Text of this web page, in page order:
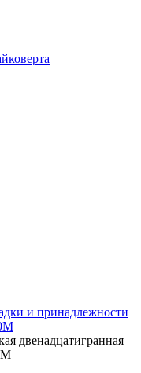
и принадлежности
двенадцатигранная